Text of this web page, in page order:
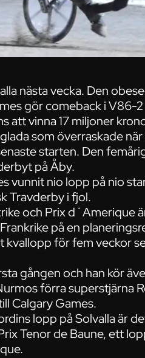
nästa vecka. Den
gör comeback i V86-
att vinna 17 miljoner
som överraskade
starten. Den
på Åby.
vunnit nio lopp på nio
Travderby i fjol.
och Prix d´Amerique
på en
för fem veckor
gången och han kör
förra superstjärna
Calgary Games.
lopp på Solvalla är
Tenor de Baune, ett